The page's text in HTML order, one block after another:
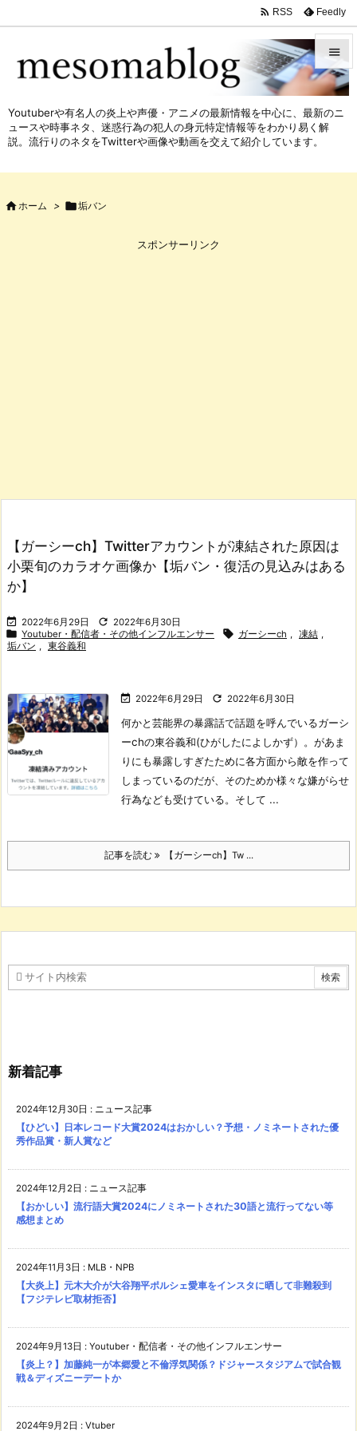



 RSS Feedly
Youtuberや有名人の炎上や声優・アニメの最新情報を中心に、最新のニ
ュースや時事ネタ、迷惑行為の犯人の身元特定情報等をわかり易く解
説。流行りのネタをTwitterや画像や動画を交えて紹介しています。
 ホーム > 垢バン
スポンサーリンク
【ガーシーch】Twitterアカウントが凍結された原因は
小栗旬のカラオケ画像か【垢バン・復活の見込みはある
か】
 2022年6月29日  2022年6月30日
 Youtuber・配信者・その他インフルエンサー  ガーシーch , 凍結 ,
垢バン , 東谷義和
 2022年6月29日  2022年6月30日
何かと芸能界の暴露話で話題を呼んでいるガーシ
ーchの東谷義和(ひがしたによしかず）。 があま
りにも暴露しすぎたために各方面から敵を作って
しまっているのだが、そのためか様々な嫌がらせ
行為なども受けている。 そして ...
記事を読む 【ガーシーch】Tw ...
新着記事
2024年12月30日 : ニュース記事
【ひどい】日本レコード大賞2024はおかしい？予想・ノミネートされた優
秀作品賞・新人賞など
2024年12月2日 : ニュース記事
【おかしい】流行語大賞2024にノミネートされた30語と流行ってない等
感想まとめ
2024年11月3日 : MLB・NPB
【大炎上】元木大介が大谷翔平ポルシェ愛車をインスタに晒して非難殺到
【フジテレビ取材拒否】
2024年9月13日 : Youtuber・配信者・その他インフルエンサー
【炎上？】加藤純一が本郷愛と不倫浮気関係？ドジャースタジアムで試合観
戦＆ディズニーデートか
2024年9月2日 : Vtuber